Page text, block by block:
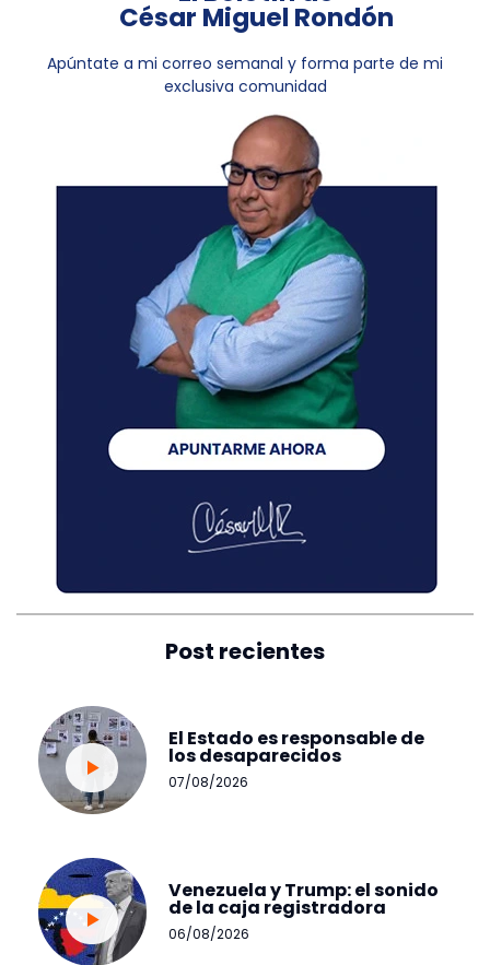
César Miguel Rondón
Apúntate a mi correo semanal y forma parte de mi
exclusiva comunidad
Post recientes
El Estado es responsable de
los desaparecidos
07/08/2026
Venezuela y Trump: el sonido
de la caja registradora
06/08/2026